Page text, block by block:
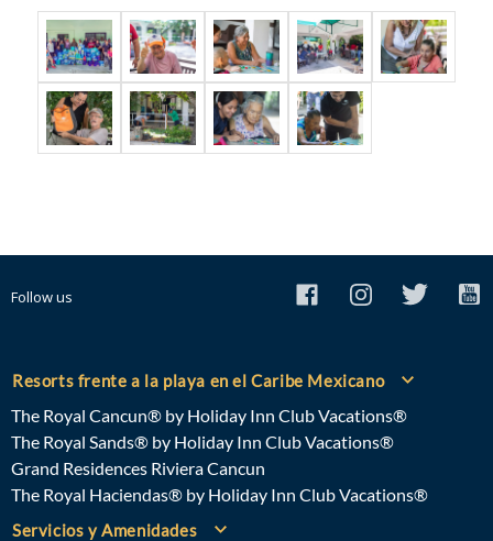
Follow us
Resorts frente a la playa en el Caribe Mexicano
The Royal Cancun® by Holiday Inn Club Vacations®
The Royal Sands® by Holiday Inn Club Vacations®
Grand Residences Riviera Cancun
The Royal Haciendas® by Holiday Inn Club Vacations®
Servicios y Amenidades